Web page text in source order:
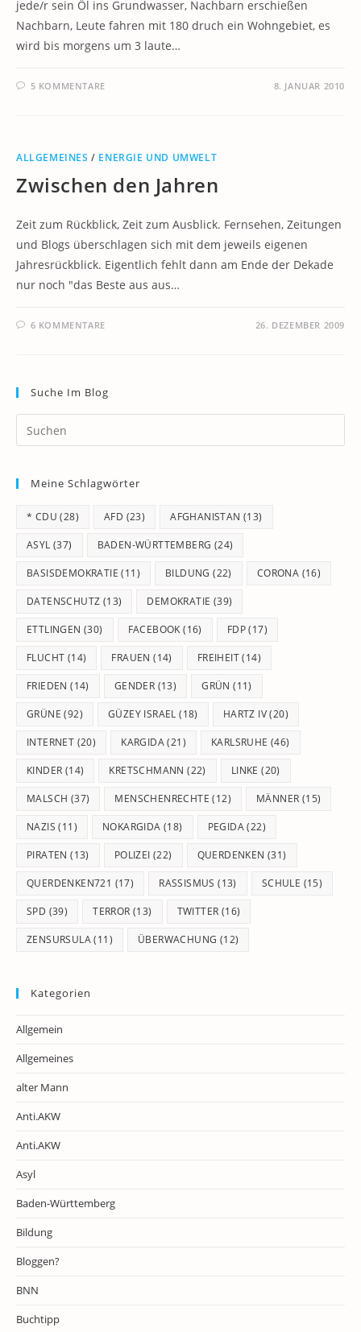
jede/r sein Öl ins Grundwasser, Nachbarn erschießen
Nachbarn, Leute fahren mit 180 druch ein Wohngebiet, es
wird bis morgens um 3 laute…
5 KOMMENTARE 8. JANUAR 2010
ALLGEMEINES / ENERGIE UND UMWELT
Zwischen den Jahren
Zeit zum Rückblick, Zeit zum Ausblick. Fernsehen, Zeitungen
und Blogs überschlagen sich mit dem jeweils eigenen
Jahresrückblick. Eigentlich fehlt dann am Ende der Dekade
nur noch "das Beste aus aus…
6 KOMMENTARE 26. DEZEMBER 2009
Suche Im Blog
Meine Schlagwörter
* CDU (28) AFD (23) AFGHANISTAN (13)
ASYL (37) BADEN-WÜRTTEMBERG (24)
BASISDEMOKRATIE (11) BILDUNG (22) CORONA (16)
DATENSCHUTZ (13) DEMOKRATIE (39)
ETTLINGEN (30) FACEBOOK (16) FDP(17)
FLUCHT (14) FRAUEN (14) FREIHEIT(14)
FRIEDEN (14) GENDER (13) GRÜN (11)
GRÜNE (92) GÜZEY ISRAEL (18) HARTZ IV(20)
INTERNET (20) KARGIDA(21) KARLSRUHE (46)
KINDER (14) KRETSCHMANN (22) LINKE (20)
MALSCH (37) MENSCHENRECHTE (12) MÄNNER (15)
NAZIS (11) NOKARGIDA (18) PEGIDA(22)
PIRATEN (13) POLIZEI (22) QUERDENKEN (31)
QUERDENKEN721 (17) RASSISMUS (13) SCHULE (15)
SPD (39) TERROR (13) TWITTER (16)
ZENSURSULA(11) ÜBERWACHUNG (12)
Kategorien
Allgemein
Allgemeines
alter Mann
Anti.AKW
Anti.AKW
Asyl
Baden-Württemberg
Bildung
Bloggen?
BNN
Buchtipp